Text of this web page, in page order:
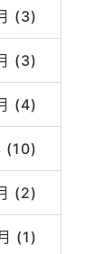
(3)
(3)
(4)
(10)
(2)
(1)